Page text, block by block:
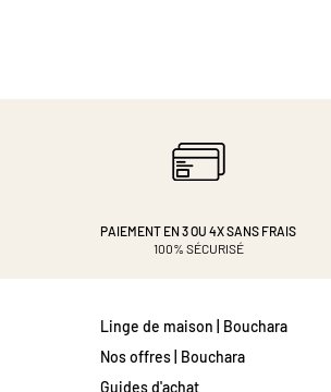
PAIEMENT EN 3 OU 4XSANS FRAIS
100% SÉCURISÉ
Linge de maison | Bouchara
Nos offres | Bouchara
Guides d'achat